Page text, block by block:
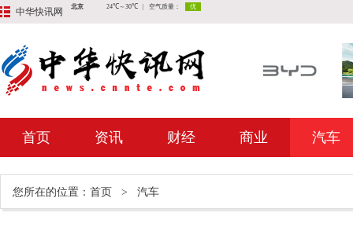
中华快讯网
首页 资讯 财经 商业 汽车
您所在的位置： 首页 > 汽车